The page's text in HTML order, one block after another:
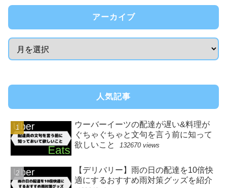
アーカイブ
人気記事
ウーバーイーツの配達が遅い&料理が
ぐちゃぐちゃと文句を言う前に知って
欲しいこと
132670 views
【デリバリー】雨の日の配達を10倍快
適にするおすすめ雨対策グッズを紹介